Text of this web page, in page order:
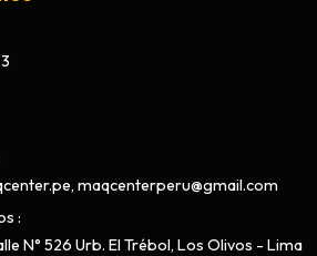
maqcenterperu@gmail.com
N° 526 Urb. El Trébol, Los Olivos - Lima